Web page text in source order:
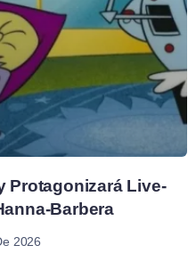
Protagonizará Live-
Barbera
2026